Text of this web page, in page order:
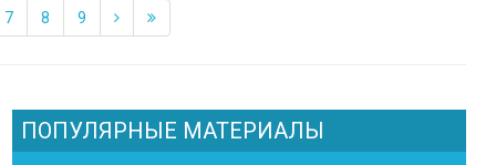
7 8 9
ПОПУЛЯРНЫЕ МАТЕРИАЛЫ